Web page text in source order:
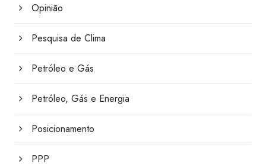
Opinião
Pesquisa de Clima
Petróleo e Gás
Petróleo, Gás e Energia
Posicionamento
PPP